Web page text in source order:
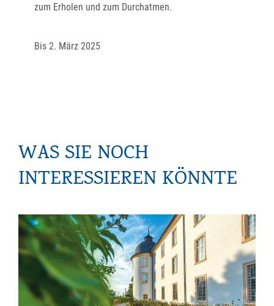
zum Erholen und zum Durchatmen.
Bis 2. März 2025
WAS SIE NOCH
INTERESSIEREN KÖNNTE